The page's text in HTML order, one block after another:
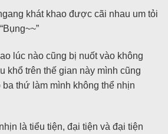
khát khao được cãi nhau um tỏi
lúc nào cũng bị nuốt vào không
khổ trên thế gian này mình cũng
thứ làm mình không thể nhịn
là tiểu tiện, đại tiện và đại tiện